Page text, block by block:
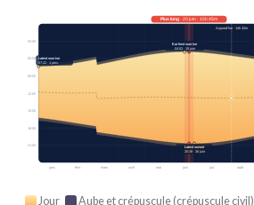
janv. févr. mars avril mai juin juil. août
03:00
06:00
09:00
12:00
15:00
18:00
21:00
Plus long· 20 juin · 15h 45m
Aujourd’hui · 14h 32m
Earliest sunrise
04:52 · 15 juin
Latest sunrise
07:22 · 1 janv.
Latest sunset
20:38 · 26 juin
Jour Aube et crépuscule (crépuscule civil)